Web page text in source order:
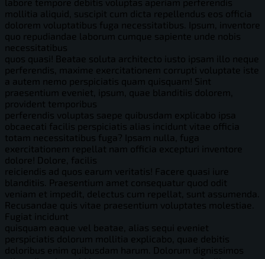
mollitia aliquid, suscipit cum dicta repellendus eos officia
dolorem voluptatibus fuga necessitatibus. Ipsum, inventore
quo repudiandae laborum cumque sapiente unde nobis
necessitatibus
quos quasi! Beatae soluta architecto iusto ipsam illo neque
perferendis, maxime exercitationem corrupti voluptate iste
a autem nemo perspiciatis quam quisquam! Sint
praesentium eveniet, ipsum, quae blanditiis dolorem,
provident temporibus
perferendis voluptas saepe quibusdam explicabo ipsa
obcaecati facilis perspiciatis alias incidunt vitae officia
totam necessitatibus fuga? Ipsam nulla, fuga
exercitationem repellat nam officia excepturi inventore
dolore! Dolore, facilis
reiciendis ad quos earum veritatis! Facere quasi iure
blanditiis. Praesentium amet consequatur quod odit
veniam et impedit, delectus cum repellat, sunt assumenda.
Recusandae quis vitae praesentium voluptates molestiae.
Fugiat incidunt
quisquam eaque vel beatae, alias sequi eveniet
perspiciatis dolorum mollitia explicabo, quae debitis
doloribus enim quibusdam harum. Dolorum dignissimos